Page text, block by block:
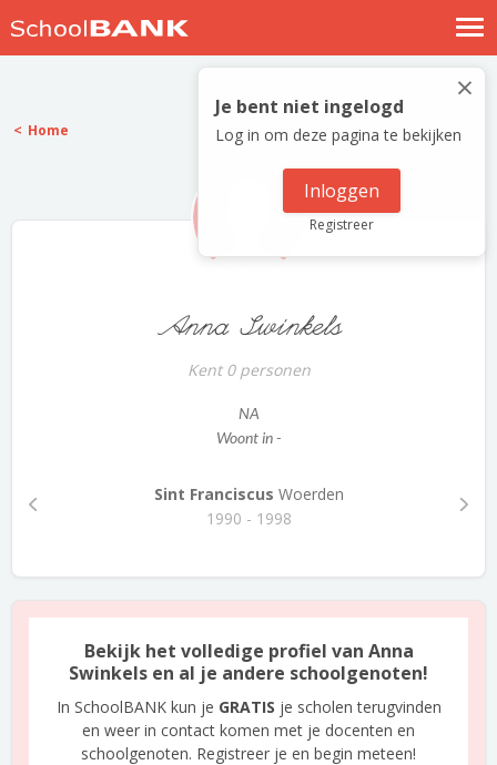
Nostalgische verhalen
Log in
Meld je gratis aan
×
Je bent niet ingelogd
Log in om deze pagina te bekijken
Inloggen
Registreer
Home
Anna Swinkels
Kent 0 personen
NA
Woont in -
Sint Franciscus Woerden
1990 - 1998
Bekijk het volledige profiel van Anna
Swinkels en al je andere schoolgenoten!
In SchoolBANK kun je GRATIS je scholen terugvinden
en weer in contact komen met je docenten en
schoolgenoten. Registreer je en begin meteen!